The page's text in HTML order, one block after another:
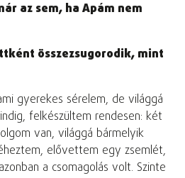
az sem, ha Apám nem
összezsugorodik, mint
gyerekes sérelem, de világgá
felkészültem rendesen: két
van, világgá bármelyik
elővettem egy zsemlét,
a csomagolás volt. Szinte